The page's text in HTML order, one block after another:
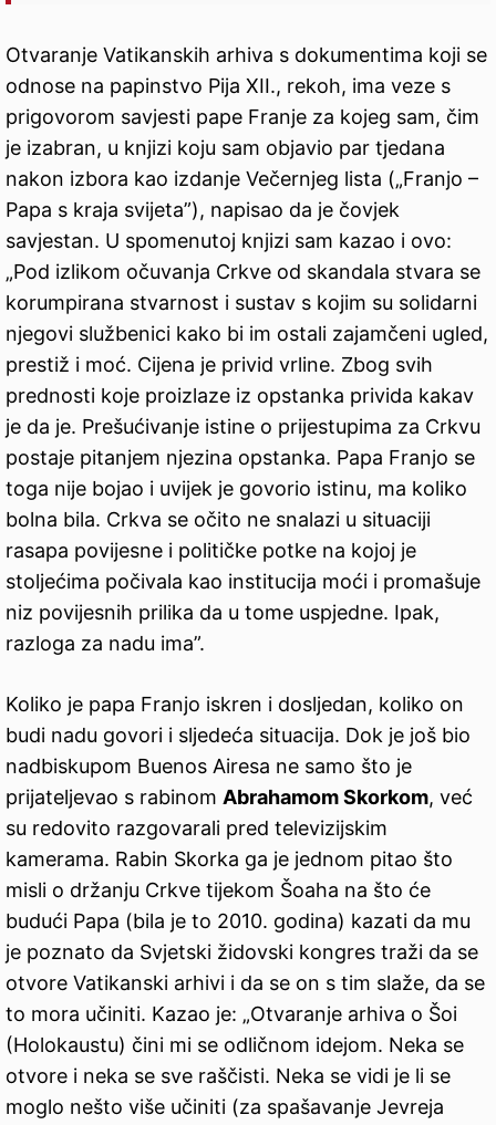
Otvaranje Vatikanskih arhiva s dokumentima koji se
odnose na papinstvo Pija XII., rekoh, ima veze s
prigovorom savjesti pape Franje za kojeg sam, čim
je izabran, u knjizi koju sam objavio par tjedana
nakon izbora kao izdanje Večernjeg lista („Franjo –
Papa s kraja svijeta”), napisao da je čovjek
savjestan. U spomenutoj knjizi sam kazao i ovo:
„Pod izlikom očuvanja Crkve od skandala stvara se
korumpirana stvarnost i sustav s kojim su solidarni
njegovi službenici kako bi im ostali zajamčeni ugled,
prestiž i moć. Cijena je privid vrline. Zbog svih
prednosti koje proizlaze iz opstanka privida kakav
je da je. Prešućivanje istine o prijestupima za Crkvu
postaje pitanjem njezina opstanka. Papa Franjo se
toga nije bojao i uvijek je govorio istinu, ma koliko
bolna bila. Crkva se očito ne snalazi u situaciji
rasapa povijesne i političke potke na kojoj je
stoljećima počivala kao institucija moći i promašuje
niz povijesnih prilika da u tome uspjedne. Ipak,
razloga za nadu ima”.
Koliko je papa Franjo iskren i dosljedan, koliko on
budi nadu govori i sljedeća situacija. Dok je još bio
nadbiskupom Buenos Airesa ne samo što je
prijateljevao s rabinom Abrahamom Skorkom, već
su redovito razgovarali pred televizijskim
kamerama. Rabin Skorka ga je jednom pitao što
misli o držanju Crkve tijekom Šoaha na što će
budući Papa (bila je to 2010. godina) kazati da mu
je poznato da Svjetski židovski kongres traži da se
otvore Vatikanski arhivi i da se on s tim slaže, da se
to mora učiniti. Kazao je: „Otvaranje arhiva o Šoi
(Holokaustu) čini mi se odličnom idejom. Neka se
otvore i neka se sve raščisti. Neka se vidi je li se
moglo nešto više učiniti (za spašavanje Jevreja